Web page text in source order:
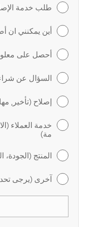
طلب خدمة
أين يمكنني ان
أحصل على
السؤال عن
إصلاح (تأخير,
خدمة العملاء
مة)
المنتج
آخرى (يرجى